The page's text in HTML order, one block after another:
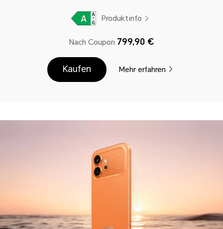
Produktinfo
Nach Coupon 799,90 €
Kaufen Mehr erfahren